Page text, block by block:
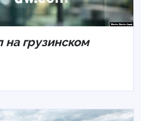
на грузинском